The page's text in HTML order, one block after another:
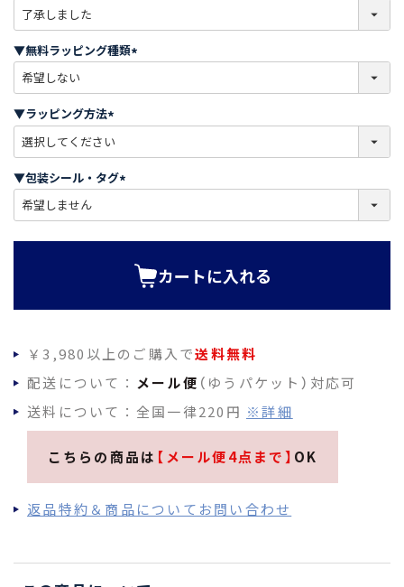
必
)
▼無料ラッピング種類
必
)
▼ラッピング方法
必
須
)
▼包装シール・タグ
必
カートに入れる
￥3,980以上のご購入で送料無料
配送について： メール便 （ゆうパケット）対応可
送料について：全国一律220円 ※詳細
こちらの商品は 【メール便4点まで】 OK
返品特約＆商品についてお問い合わせ